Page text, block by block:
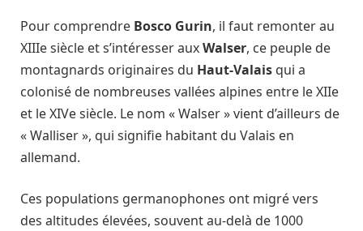
Pour comprendre Bosco Gurin, il faut remonter au
XIIIe siècle et s’intéresser auxWalser, ce peuple de
montagnards originaires du Haut-Valais qui a
colonisé de nombreuses vallées alpines entre le XIIe
et le XIVe siècle. Le nom « Walser » vient d’ailleurs de
« Walliser », qui signifie habitant du Valais en
allemand.
Ces populations germanophones ont migré vers
des altitudes élevées, souvent au-delà de 1000